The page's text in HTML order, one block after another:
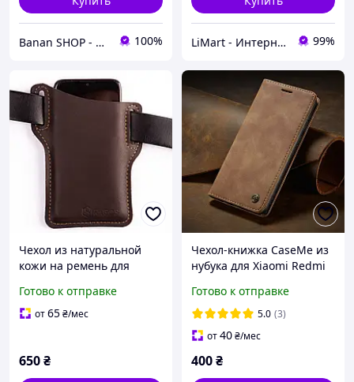
Banan SHOP - зачохли і захисти свій телефон 100% LiMart - Интернет магазин аксессуаров 99%
Чехол из натуральной
кожи на ремень для
Готово к отправке
от65₴/мес
650₴
Чехол-книжка CaseMe из
нубука для Xiaomi Redmi
Готово к отправке
5.0 (3)
от40₴/мес
400₴